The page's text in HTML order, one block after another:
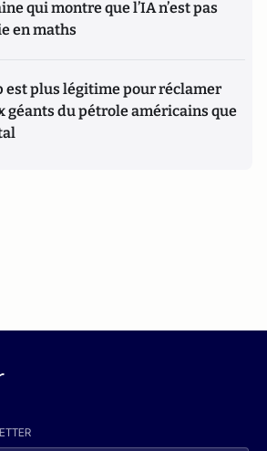
qui montre que l’IA n’est pas
en maths
est plus légitime pour réclamer
géants du pétrole américains que